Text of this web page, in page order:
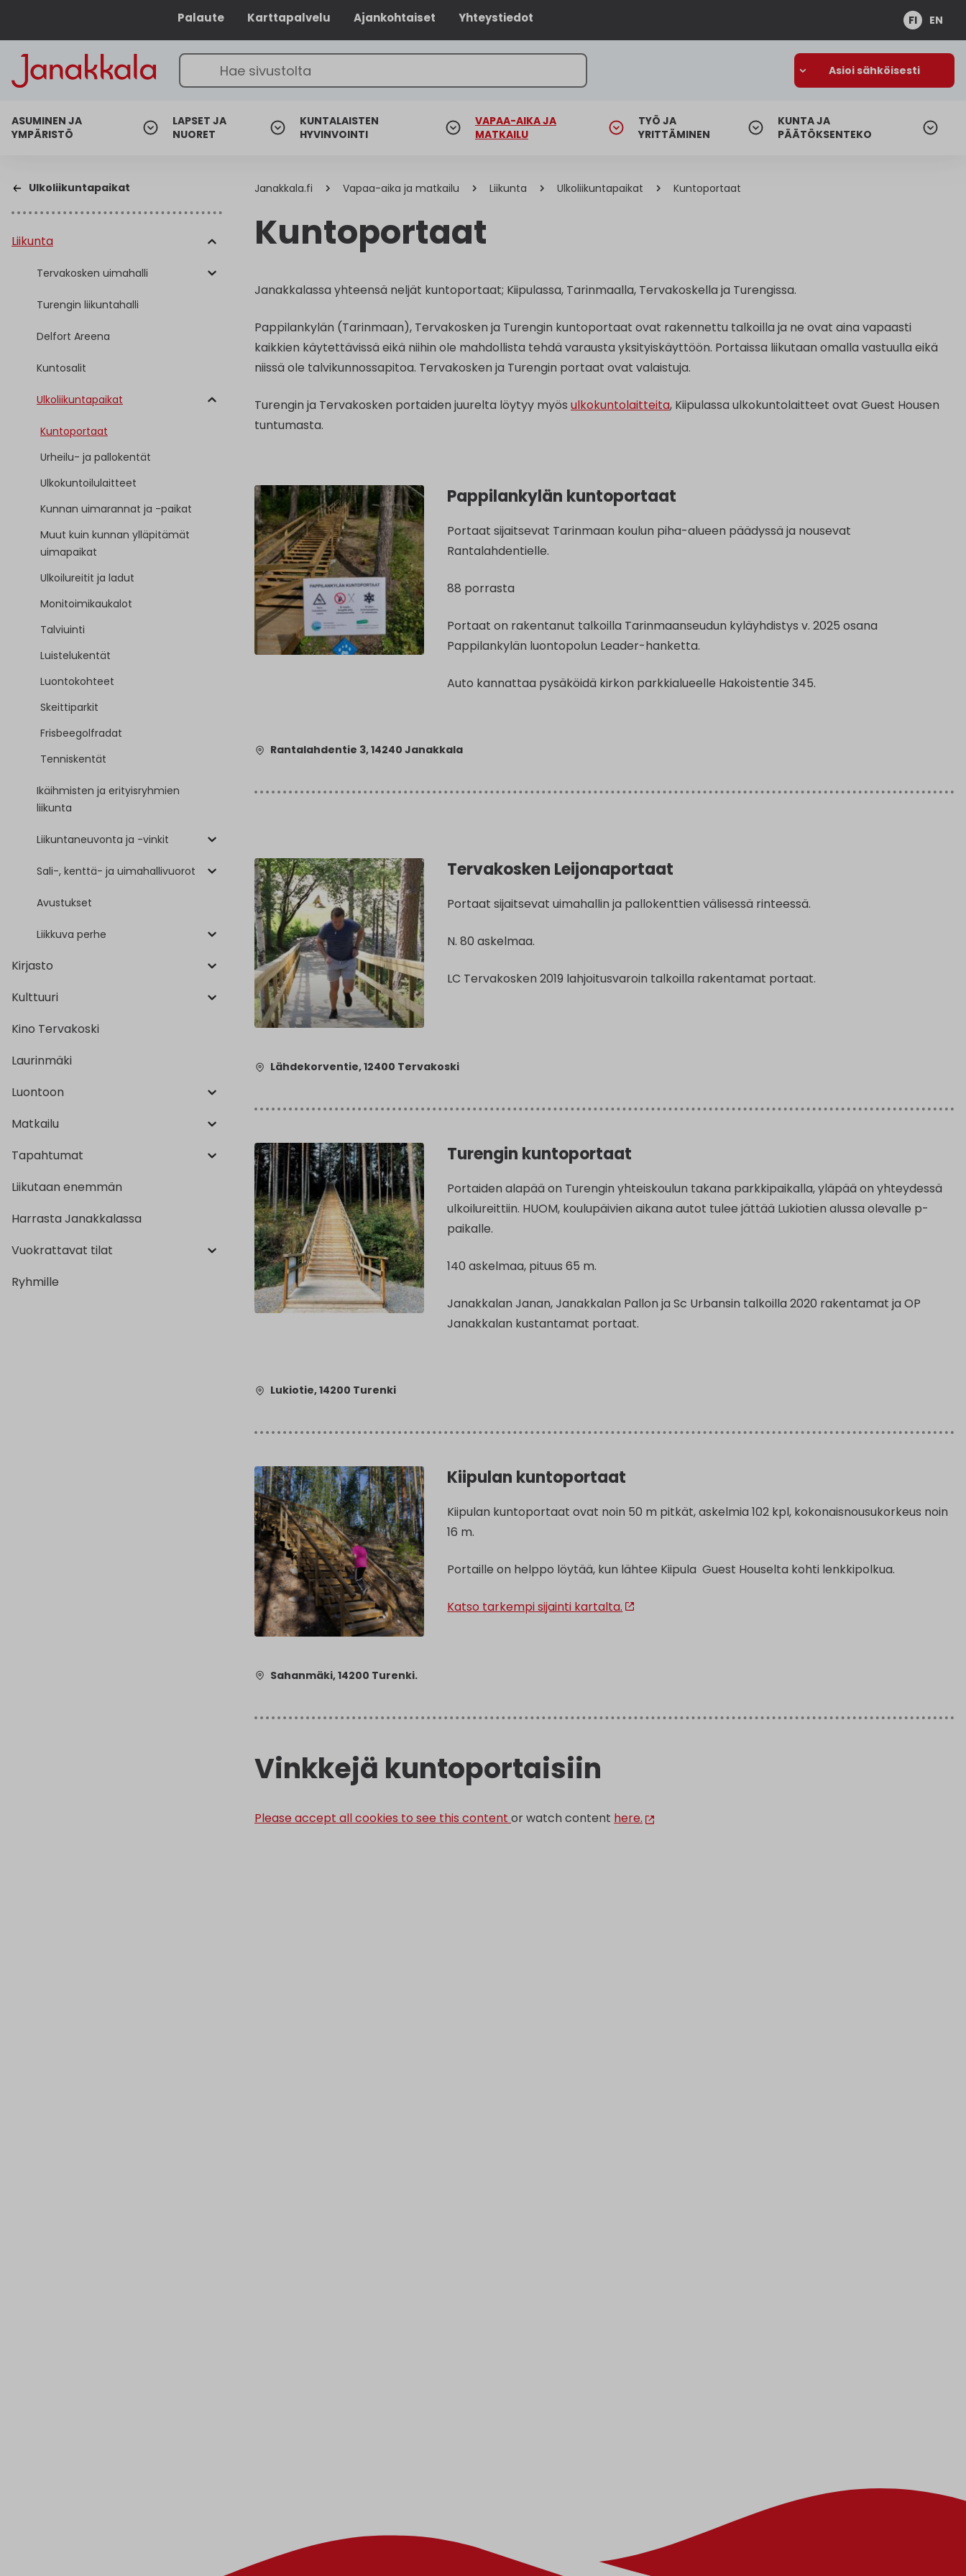
Palaute Karttapalvelu Ajankohtaiset Yhteystiedot FI EN
Asioi sähköisesti
ASUMINEN JA
YMPÄRISTÖ
LAPSET JA
NUORET
KUNTALAISTEN
HYVINVOINTI
VAPAA-AIKA JA
MATKAILU
TYÖ JA
YRITTÄMINEN
KUNTA JA
PÄÄTÖKSENTEKO
Ulkoliikuntapaikat
Liikunta
Tervakosken uimahalli
Turengin liikuntahalli
Delfort Areena
Kuntosalit
Ulkoliikuntapaikat
Kuntoportaat
Urheilu- ja pallokentät
Ulkokuntoilulaitteet
Kunnan uimarannat ja -paikat
Muut kuin kunnan ylläpitämät
uimapaikat
Ulkoilureitit ja ladut
Monitoimikaukalot
Talviuinti
Luistelukentät
Luontokohteet
Skeittiparkit
Frisbeegolfradat
Tenniskentät
Ikäihmisten ja erityisryhmien
liikunta
Liikuntaneuvonta ja -vinkit
Sali-, kenttä- ja uimahallivuorot
Avustukset
Liikkuva perhe
Kirjasto
Kulttuuri
Kino Tervakoski
Laurinmäki
Luontoon
Matkailu
Tapahtumat
Liikutaan enemmän
Harrasta Janakkalassa
Vuokrattavat tilat
Ryhmille
Janakkala.fi Vapaa-aika ja matkailu Liikunta Ulkoliikuntapaikat Kuntoportaat
Kuntoportaat
Janakkalassa yhteensä neljät kuntoportaat; Kiipulassa, Tarinmaalla, Tervakoskella ja Turengissa.
Pappilankylän (Tarinmaan), Tervakosken ja Turengin kuntoportaat ovat rakennettu talkoilla ja ne ovat aina vapaasti
kaikkien käytettävissä eikä niihin ole mahdollista tehdä varausta yksityiskäyttöön. Portaissa liikutaan omalla vastuulla eikä
niissä ole talvikunnossapitoa. Tervakosken ja Turengin portaat ovat valaistuja.
Turengin ja Tervakosken portaiden juurelta löytyy myösulkokuntolaitteita, Kiipulassa ulkokuntolaitteet ovat Guest Housen
tuntumasta.
Pappilankylän kuntoportaat
Portaat sijaitsevat Tarinmaan koulun piha-alueen päädyssä ja nousevat
Rantalahdentielle.
88 porrasta
Portaat on rakentanut talkoilla Tarinmaanseudun kyläyhdistys v. 2025 osana
Pappilankylän luontopolun Leader-hanketta.
Auto kannattaa pysäköidä kirkon parkkialueelle Hakoistentie 345.
Rantalahdentie 3, 14240 Janakkala
Tervakosken Leijonaportaat
Portaat sijaitsevat uimahallin ja pallokenttien välisessä rinteessä.
N. 80 askelmaa.
LC Tervakosken 2019 lahjoitusvaroin talkoilla rakentamat portaat.
Lähdekorventie, 12400 Tervakoski
Turengin kuntoportaat
Portaiden alapää on Turengin yhteiskoulun takana parkkipaikalla, yläpää on yhteydessä
ulkoilureittiin. HUOM, koulupäivien aikana autot tulee jättää Lukiotien alussa olevalle p-
paikalle.
140 askelmaa, pituus 65 m.
Janakkalan Janan, Janakkalan Pallon ja Sc Urbansin talkoilla 2020 rakentamat ja OP
Janakkalan kustantamat portaat.
Lukiotie, 14200 Turenki
Kiipulan kuntoportaat
Kiipulan kuntoportaat ovat noin 50 m pitkät, askelmia 102 kpl, kokonaisnousukorkeus noin
16 m.
Portaille on helppo löytää, kun lähtee Kiipula Guest Houselta kohti lenkkipolkua.
Katso tarkempi sijainti kartalta.
Sahanmäki, 14200 Turenki.
Vinkkejä kuntoportaisiin
Please accept all cookies to see this contentor watch content here.